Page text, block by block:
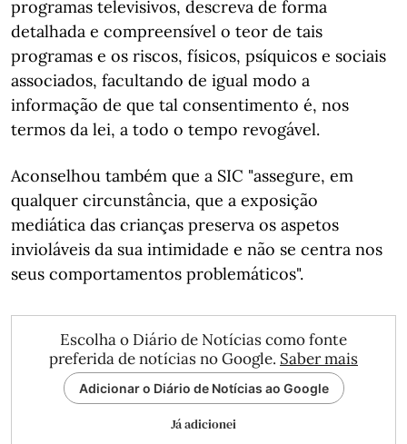
programas televisivos, descreva de forma
detalhada e compreensível o teor de tais
programas e os riscos, físicos, psíquicos e sociais
associados, facultando de igual modo a
informação de que tal consentimento é, nos
termos da lei, a todo o tempo revogável.
Aconselhou também que a SIC "assegure, em
qualquer circunstância, que a exposição
mediática das crianças preserva os aspetos
invioláveis da sua intimidade e não se centra nos
seus comportamentos problemáticos".
Escolha o Diário de Notícias como fonte
preferida de notícias no Google. Saber mais
Adicionar o Diário de Notícias ao Google
Já adicionei